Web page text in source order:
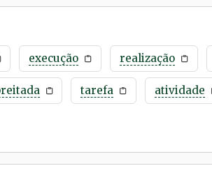
execução realização
tarefa atividade